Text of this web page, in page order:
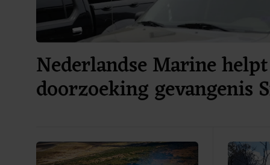
Nederlandse Marine
doorzoeking gevangenis